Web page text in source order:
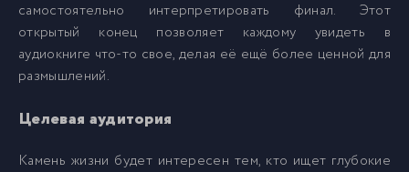
самостоятельно интерпретировать финал. Этот
открытый конец позволяет каждому увидеть в
аудиокниге что-то свое, делая её ещё более ценной для
размышлений.
Целевая аудитория
Камень жизни будет интересен тем, кто ищет глубокие